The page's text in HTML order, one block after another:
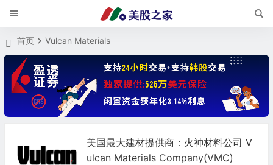
首页 Vulcan Materials
美国最大建材提供商：火神材料公司 V
ulcan Materials Company(VMC)